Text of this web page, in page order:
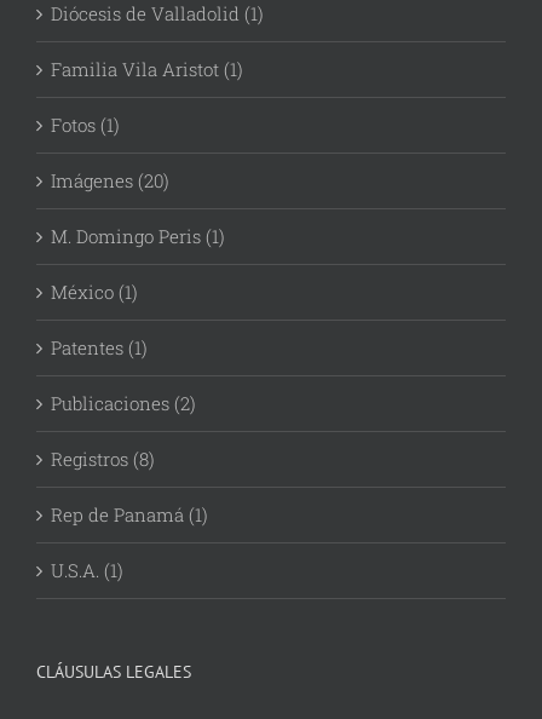
Diócesis de Valladolid (1)
Familia Vila Aristot (1)
Fotos (1)
Imágenes (20)
M. Domingo Peris (1)
México (1)
Patentes (1)
Publicaciones (2)
Registros (8)
Rep de Panamá (1)
U.S.A. (1)
CLÁUSULAS LEGALES